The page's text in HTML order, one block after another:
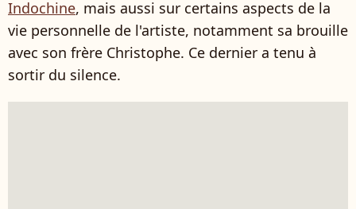
Indochine, mais aussi sur certains aspects de la
vie personnelle de l'artiste, notamment sa brouille
avec son frère Christophe. Ce dernier a tenu à
sortir du silence.